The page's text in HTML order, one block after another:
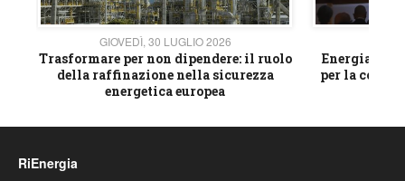
GIOVEDÌ, 30 LUGLIO 2026
Trasformare per non dipendere: il ruolo
della raffinazione nella sicurezza
energetica europea
Energia e
per la
RiEnergia